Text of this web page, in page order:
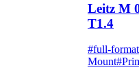
Leitz M
T1.4
#full-
Mount